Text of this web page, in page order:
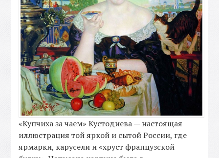
«Купчиха за чаем» Кустодиева — настоящая
иллюстрация той яркой и сытой России, где
ярмарки, карусели и «хруст французской